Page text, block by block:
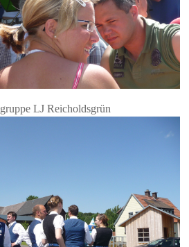
LJ Reicholdsgrün